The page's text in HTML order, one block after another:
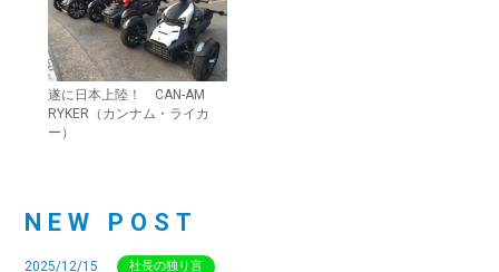
遂に日本上陸！ CAN-AM
RYKER（カンナム・ライカ
ー）
NEW POST
2025/12/15 社長の独り言